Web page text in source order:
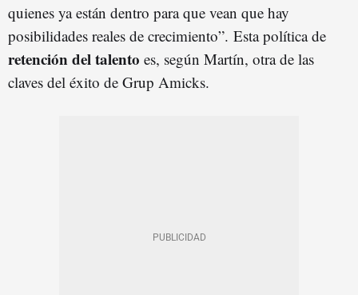
quienes ya están dentro para que vean que hay
posibilidades reales de crecimiento”. Esta política de
retención del talento es, según Martín, otra de las
claves del éxito de Grup Amicks.